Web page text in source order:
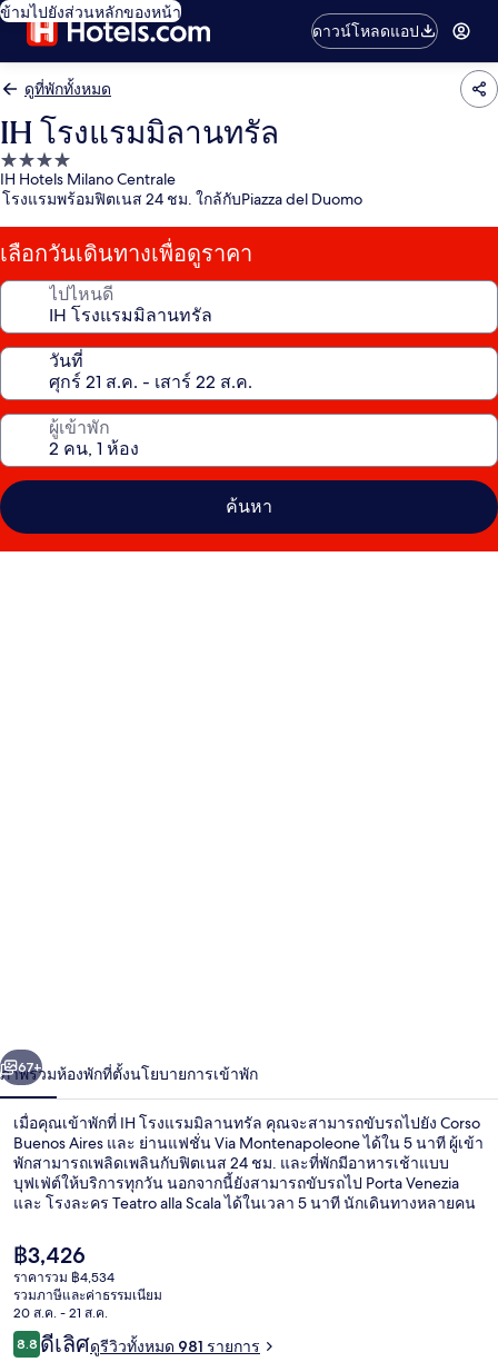
ข้ามไปยังส่วนหลักของหน้า
ดาวน์โหลดแอป
ดูที่พักทั้งหมด
IH โรงแรมมิลานทรัล
ที่พัก
4.0
IH Hotels Milano Centrale
โรงแรมพร้อมฟิตเนส 24 ชม. ใกล้กับPiazza del Duomo
เลือกวันเดินทางเพื่อดูราคา
ไปไหนดี
วันที่
ผู้เข้าพัก
ค้นหา
นท
รัล
า
ถัดไป
67+
ภาพรวมห้องพักที่ตั้งนโยบายการเข้าพัก
เมื่อคุณเข้าพักที่ IH โรงแรมมิลานทรัล คุณจะสามารถขับรถไปยัง Corso
Buenos Aires และ ย่านแฟชั่น Via Montenapoleone ได้ใน 5 นาที ผู้เข้า
พักสามารถเพลิดเพลินกับฟิตเนส 24 ชม. และที่พักมีอาหารเช้าแบบ
บุฟเฟ่ต์ให้บริการทุกวัน นอกจากนี้ยังสามารถขับรถไป Porta Venezia
และ โรงละคร Teatro alla Scala ได้ในเวลา 5 นาที นักเดินทางหลายคน
นาทีถึง สถานีรถราง Via Vitruvio
ราคา
ปัจจุบัน
฿3,426
฿3,426
ราคารวม ฿4,534
รวมภาษีและค่าธรรมเนียม
20 ส.ค. - 21 ส.ค.
รีวิว
8.88.8 จาก 10
ดีเลิศดูรีวิวทั้งหมด 981 รายการ